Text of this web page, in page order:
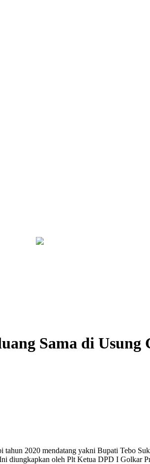
Sama di Usung
2020 mendatang yakni Bupati Tebo
diungkapkan oleh Plt Ketua DPD I Golkar